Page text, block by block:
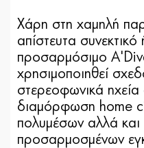
Χάρη στη χαμηλή
απίστευτα συνεκτικό
προσαρμόσιμο
χρησιμοποιηθεί
στερεοφωνικά
διαμόρφωση home
πολυμέσων αλλά
προσαρμοσμένων